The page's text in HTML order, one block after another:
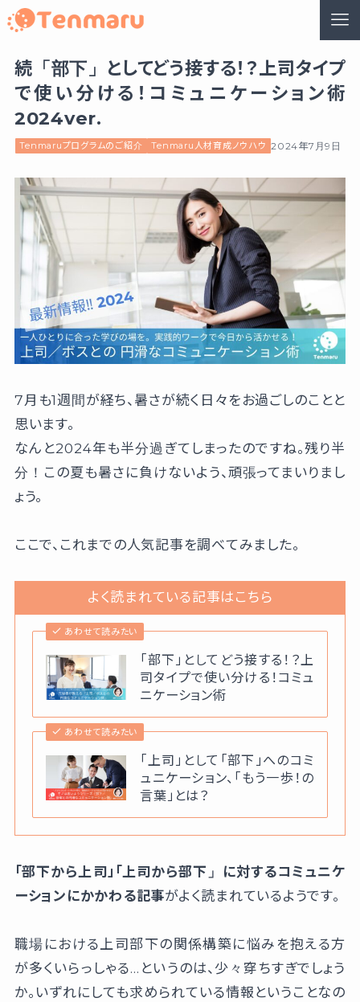
続「部下」としてどう接する！？上司タイプ
で使い分ける！コミュニケーション術
2024ver.
Tenmaruプログラムのご紹介 Tenmaru人材育成ノウハウ 2024年7月9日
7月も1週間が経ち、暑さが続く日々をお過ごしのことと
思います。
なんと2024年も半分過ぎてしまったのですね。残り半
分！この夏も暑さに負けないよう、頑張ってまいりまし
ょう。
ここで、これまでの人気記事を調べてみました。
よく読まれている記事はこちら
あわせて読みたい
「部下」としてどう接する！？上
司タイプで使い分ける！コミュ
ニケーション術
あわせて読みたい
「上司」として「部下」へのコミ
ュニケーション、「もう一歩！の
言葉」とは？
「部下から上司」「上司から部下」に対するコミュニケ
ーションにかかわる記事がよく読まれているようです。
職場における上司部下の関係構築に悩みを抱える方
が多くいらっしゃる…というのは、少々穿ちすぎでしょう
か。いずれにしても求められている情報ということなの